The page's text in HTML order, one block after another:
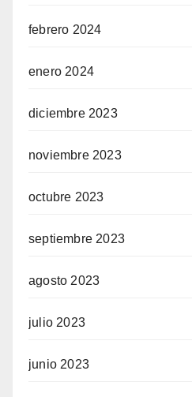
febrero 2024
enero 2024
diciembre 2023
noviembre 2023
octubre 2023
septiembre 2023
agosto 2023
julio 2023
junio 2023